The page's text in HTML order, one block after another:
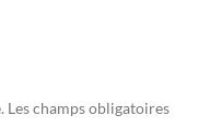
Les champs obligatoires